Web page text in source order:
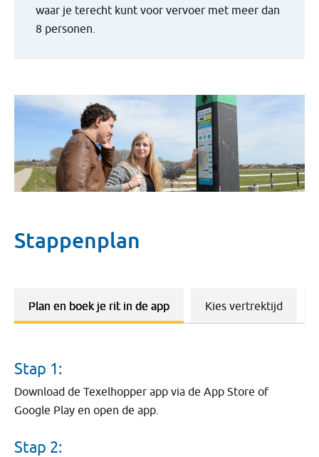
waar je terecht kunt voor vervoer met meer dan
8 personen.
Stappenplan
Plan en boek je rit in de app Kies vertrektijd
Stap 1:
Download de Texelhopper app via de App Store of
Google Play en open de app.
Stap 2: